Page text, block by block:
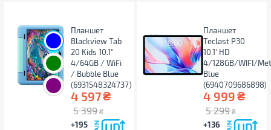
Планшет
Blackview Tab
20 Kids 10.1"
4/64GB / WiFi
/ Bubble Blue
(6931548324737)
4 597₴
5 399 ₴
+195
Планшет
Teclast P30
10.1' HD
4/128GB/WIFI/
Blue
(6940709686898)
4 999₴
5 299 ₴
+136